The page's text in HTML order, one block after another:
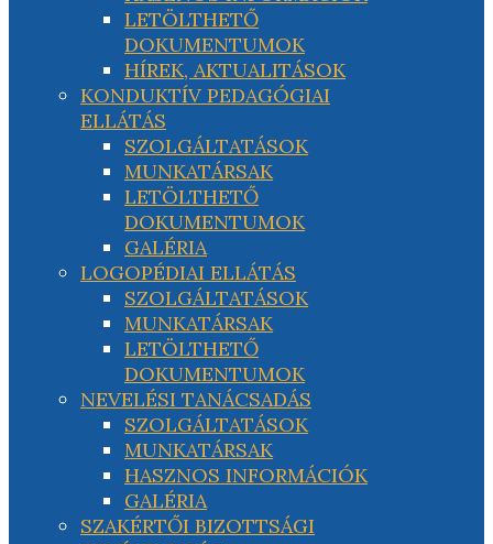
LETÖLTHETŐ
DOKUMENTUMOK
HÍREK, AKTUALITÁSOK
KONDUKTÍV PEDAGÓGIAI
ELLÁTÁS
SZOLGÁLTATÁSOK
MUNKATÁRSAK
LETÖLTHETŐ
DOKUMENTUMOK
GALÉRIA
LOGOPÉDIAI ELLÁTÁS
SZOLGÁLTATÁSOK
MUNKATÁRSAK
LETÖLTHETŐ
DOKUMENTUMOK
NEVELÉSI TANÁCSADÁS
SZOLGÁLTATÁSOK
MUNKATÁRSAK
HASZNOS INFORMÁCIÓK
GALÉRIA
SZAKÉRTŐI BIZOTTSÁGI